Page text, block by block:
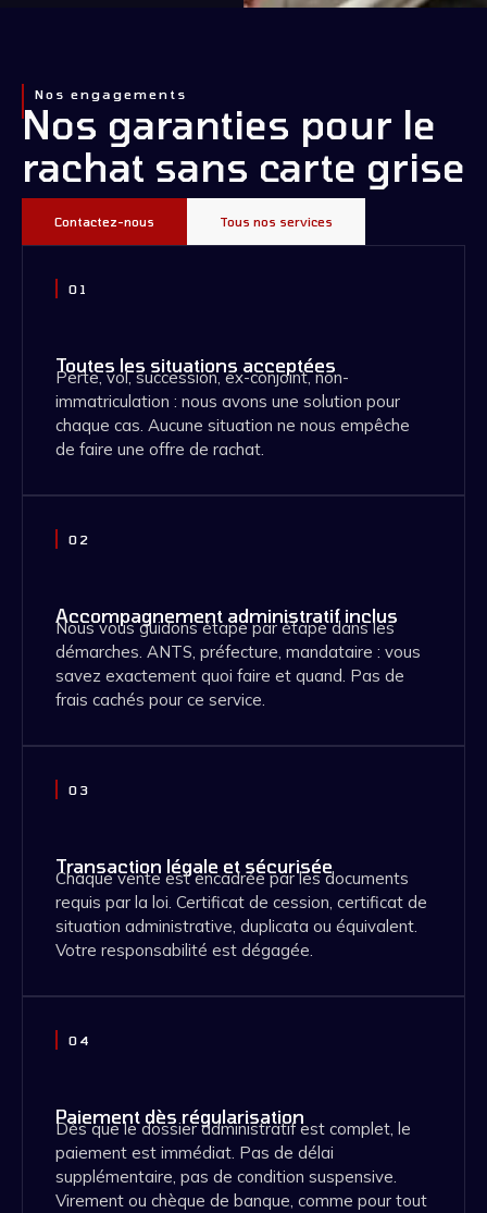
Nos engagements
Nos garanties pour le
rachat sans carte grise
Contactez-nous Tous nos services
01
Toutes les situations acceptées
Perte, vol, succession, ex-conjoint, non-
immatriculation : nous avons une solution pour
chaque cas. Aucune situation ne nous empêche
de faire une offre de rachat.
02
Accompagnement administratif inclus
Nous vous guidons étape par étape dans les
démarches. ANTS, préfecture, mandataire : vous
savez exactement quoi faire et quand. Pas de
frais cachés pour ce service.
03
Transaction légale et sécurisée
Chaque vente est encadrée par les documents
requis par la loi. Certificat de cession, certificat de
situation administrative, duplicata ou équivalent.
Votre responsabilité est dégagée.
04
Paiement dès régularisation
Dès que le dossier administratif est complet, le
paiement est immédiat. Pas de délai
supplémentaire, pas de condition suspensive.
Virement ou chèque de banque, comme pour tout